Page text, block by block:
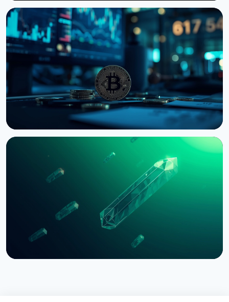
НОВОСТЬ
Сенат США отложил голосование по Clarity Act
до сентября
7 августа 2026 г.4 мин чтения
Bernstein предупреждает об обвале
крипторынка из-за провала CLARITY Act в